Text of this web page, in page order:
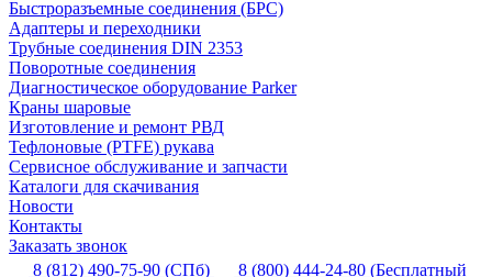
Быстроразъемные соединения (БРС)
Адаптеры и переходники
Трубные соединения DIN 2353
Поворотные соединения
Диагностическое оборудование Parker
Краны шаровые
Изготовление и ремонт РВД
Тефлоновые (PTFE) рукава
Сервисное обслуживание и запчасти
Каталоги для скачивания
Новости
Контакты
Заказать звонок
8 (812) 490-75-90 (СПб) 8 (800) 444-24-80 (Бесплатный